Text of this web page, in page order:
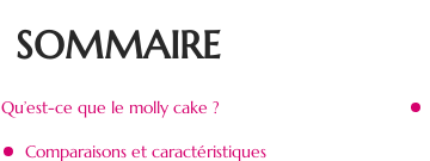
SOMMAIRE
Qu’est-ce que le molly cake ?
Comparaisons et caractéristiques